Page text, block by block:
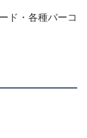
ド・各種バーコ